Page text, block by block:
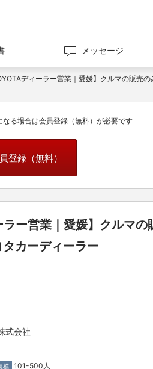
メッセージ
ディーラー営業｜愛媛】クルマの販売
る場合は会員登録（無料）が必要です
登録（無料）
ー営業｜愛媛】クルマの
カーディーラー
式会社
模 101-500人